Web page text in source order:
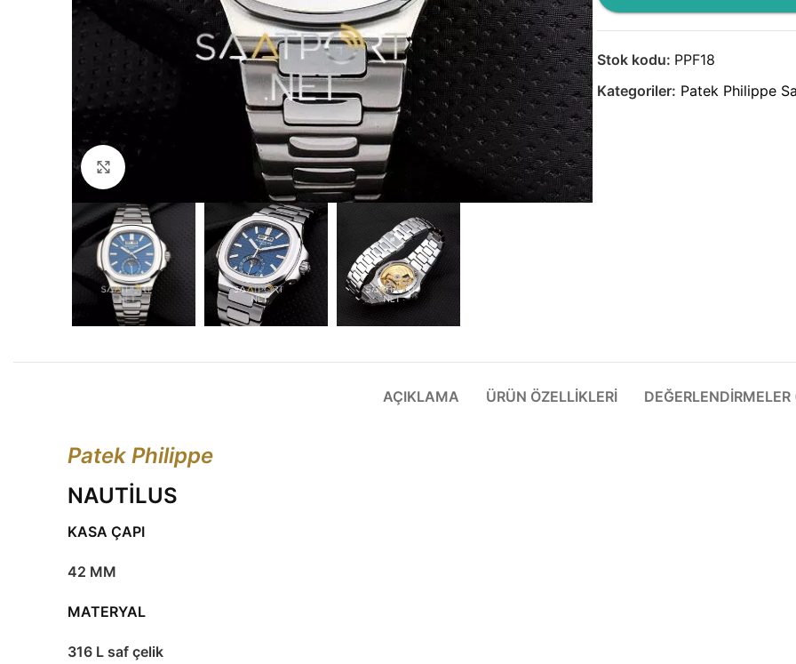
Büyütmek için tıklayın
Stok kodu: PPF18
Kategoriler: Patek Philippe
AÇIKLAMA ÜRÜN ÖZELLIKLERI DEĞERLENDIRMELER
Patek Philippe
NAUTİLUS
KASA ÇAPI
42 MM
MATERYAL
316 L saf çelik